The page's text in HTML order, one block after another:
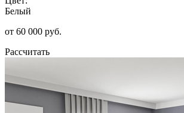
Белый
от 60 000 руб.
Рассчитать